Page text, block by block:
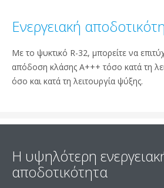
Ενεργειακή
Με το ψυκτικό R-32, μπορείτε να
απόδοση κλάσης A+++ τόσο κατά τη
όσο και κατά τη λειτουργία ψύξης.
Η υψηλότερη
αποδοτικότητα